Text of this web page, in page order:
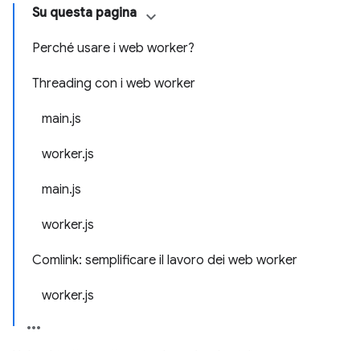
Su questa pagina
Perché usare i web worker?
Threading con i web worker
main.js
worker.js
main.js
worker.js
Comlink: semplificare il lavoro dei web worker
worker.js